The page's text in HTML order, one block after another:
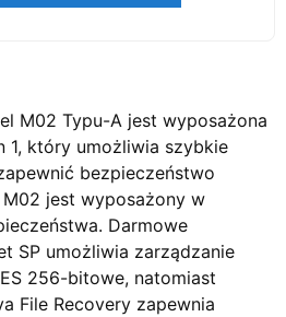
M02 Typu-A jest wyposażona
1, który umożliwia szybkie
bezpieczeństwo
jest wyposażony w
Darmowe
SP umożliwia zarządzanie
256-bitowe, natomiast
File Recovery zapewnia